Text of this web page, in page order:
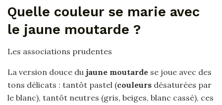
Quelle couleur se marie avec
le jaune moutarde ?
Les associations prudentes
La version douce du jaune moutarde se joue avec des
tons délicats : tantôt pastel (couleurs désaturées par
le blanc), tantôt neutres (gris, beiges, blanc cassé), ces